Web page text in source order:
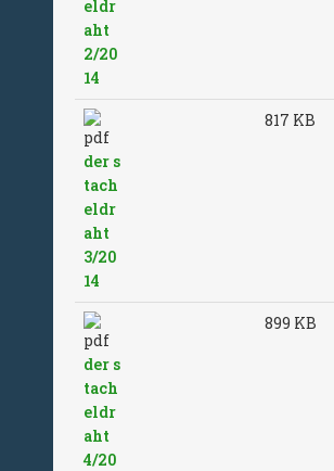
eldr
aht
2/20
14
der s
tach
eldr
aht
3/20
14
817 KB
der s
tach
eldr
aht
4/20
899 KB